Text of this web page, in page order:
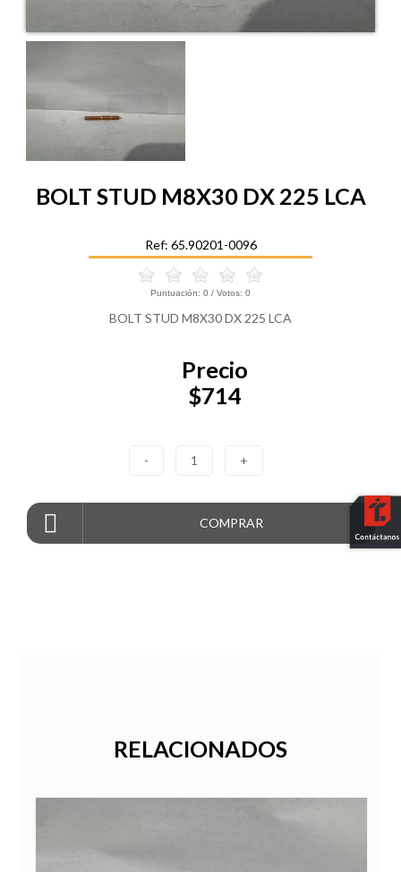
BOLT STUD M8X30 DX 225 LCA
Ref: 65.90201-0096
Puntuación: 0 / Votos: 0
BOLT STUD M8X30 DX 225 LCA
Precio
$714
- 1 +
COMPRAR
RELACIONADOS